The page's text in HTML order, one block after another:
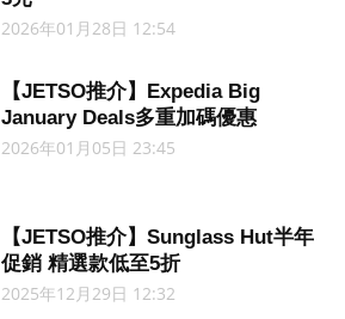
2026年01月28日 12:54
【JETSO推介】Expedia Big
January Deals多重加碼優惠
2026年01月05日 23:45
【JETSO推介】Sunglass Hut半年
促銷 精選款低至5折
2025年12月29日 12:32